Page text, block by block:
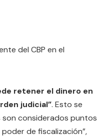
del CBP en el
retener el dinero en
judicial”. Esto se
considerados puntos
de fiscalización”,